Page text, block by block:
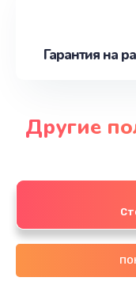
Гарантия на
Другие